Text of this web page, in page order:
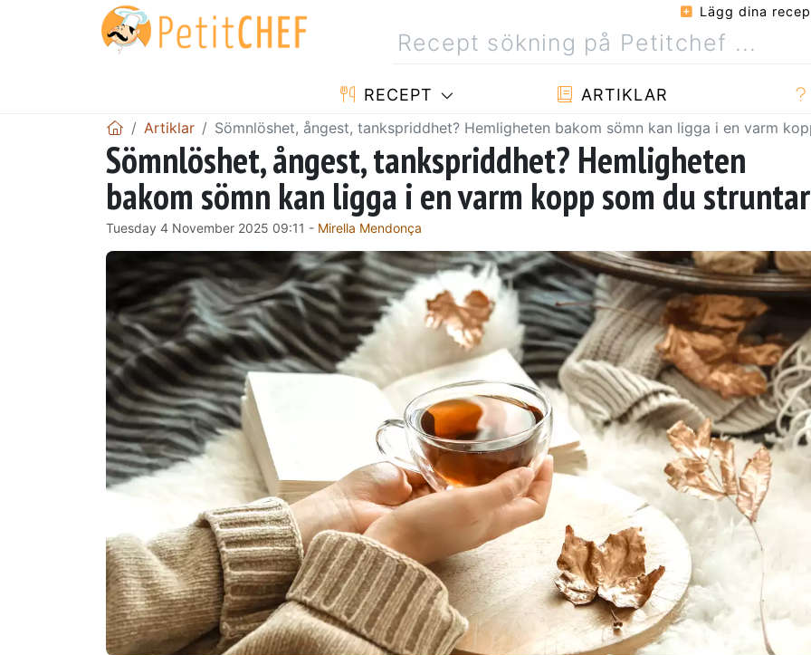
Lägg dina
RECEPT ARTIKLAR
Artiklar Sömnlöshet, ångest, tankspriddhet? Hemligheten bakom sömn kan ligga i en varm
Sömnlöshet, ångest, tankspriddhet? Hemligheten
bakom sömn kan ligga i en varm kopp som du
Tuesday 4 November 2025 09:11 - Mirella Mendonça